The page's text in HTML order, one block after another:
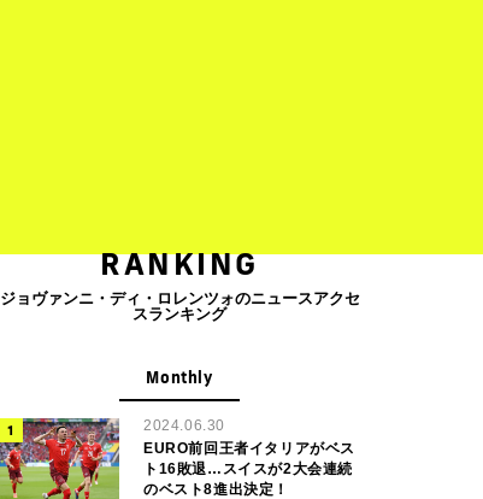
RANKING
ジョヴァンニ・ディ・ロレンツォのニュースアクセ
スランキング
Monthly
2024.06.30
EURO前回王者イタリアがベス
ト16敗退…スイスが2大会連続
のベスト8進出決定！